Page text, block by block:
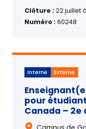
Clôture :22 juillet
Numéro :60248
Interne Externe
pour
Canada –